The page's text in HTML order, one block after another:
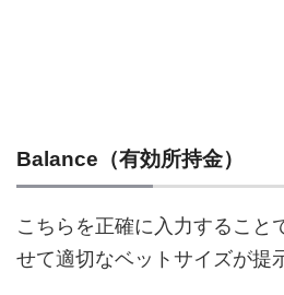
Balance（有効所持金）
こちらを正確に入力すること
せて適切なベットサイズが提